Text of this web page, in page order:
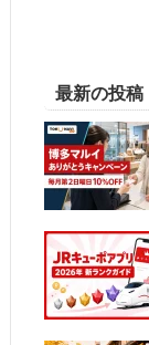
最新の投稿